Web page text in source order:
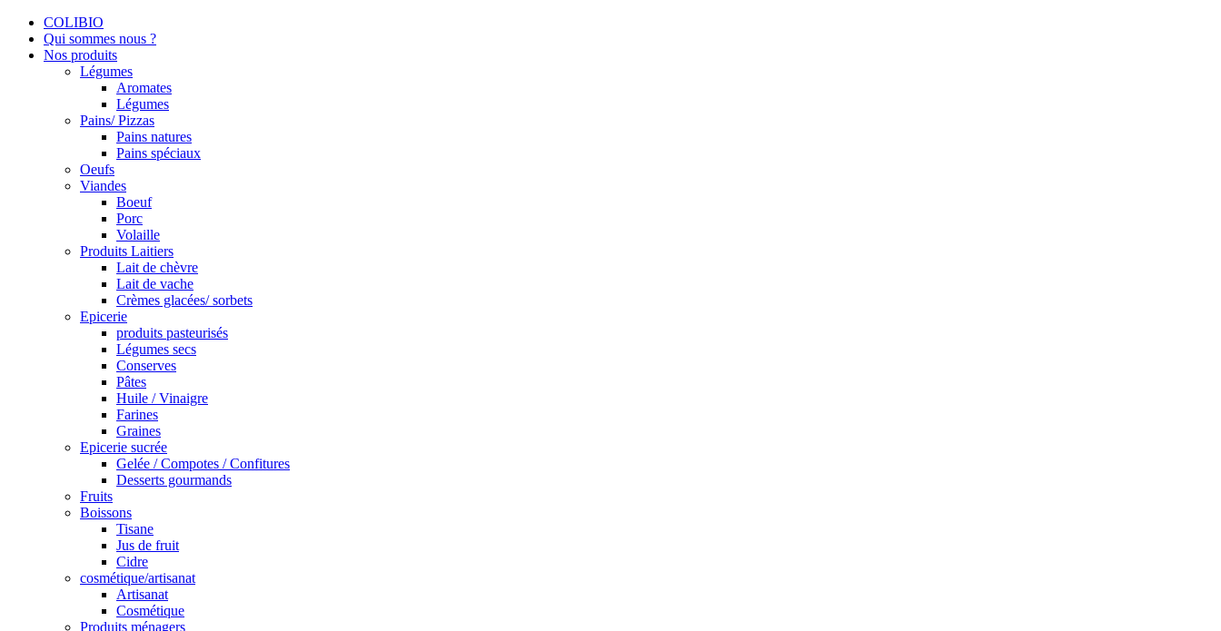
COLIBIO
Qui sommes nous ?
Nos produits
Légumes
Aromates
Légumes
Pains/ Pizzas
Pains natures
Pains spéciaux
Oeufs
Viandes
Boeuf
Porc
Volaille
Produits Laitiers
Lait de chèvre
Lait de vache
Crèmes glacées/ sorbets
Epicerie
produits pasteurisés
Légumes secs
Conserves
Pâtes
Huile / Vinaigre
Farines
Graines
Epicerie sucrée
Gelée / Compotes / Confitures
Desserts gourmands
Fruits
Boissons
Tisane
Jus de fruit
Cidre
cosmétique/artisanat
Artisanat
Cosmétique
Produits ménagers